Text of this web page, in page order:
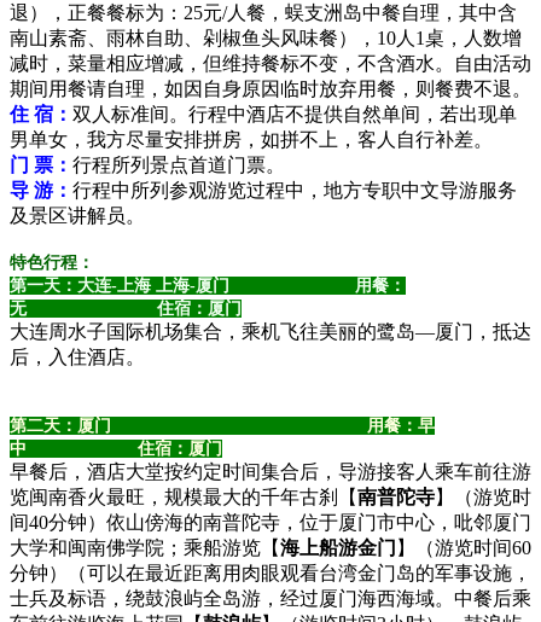
退），正餐餐标为：25元/人餐，蜈支洲岛中餐自理，其中含
南山素斋、雨林自助、剁椒鱼头风味餐），10人1桌，人数增
减时，菜量相应增减，但维持餐标不变，不含酒水。自由活动
期间用餐请自理，如因自身原因临时放弃用餐，则餐费不退。
住 宿： 双人标准间。行程中酒店不提供自然单间，若出现单
男单女，我方尽量安排拼房，如拼不上，客人自行补差。
门 票： 行程所列景点首道门票。
导 游： 行程中所列参观游览过程中，地方专职中文导游服务
及景区讲解员。
特色行程：
第一天：大连-上海 上海-厦门 用餐：
无 住宿：厦门
大连周水子国际机场集合，乘机飞往美丽的鹭岛—厦门，抵达
后，入住酒店。
第二天：厦门 用餐：早
中 住宿：厦门
早餐后，酒店大堂按约定时间集合后，导游接客人乘车前往游
览闽南香火最旺，规模最大的千年古刹【南普陀寺】（游览时
间40分钟）依山傍海的南普陀寺，位于厦门市中心，吡邻厦门
大学和闽南佛学院；乘船游览【海上船游金门 】（游览时间60
分钟）（可以在最近距离用肉眼观看台湾金门岛的军事设施，
士兵及标语，绕鼓浪屿全岛游，经过厦门海西海域。中餐后乘